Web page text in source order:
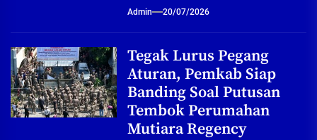
Admin 20/07/2026
Tegak Lurus Pegang
Aturan, Pemkab Siap
Banding Soal Putusan
Tembok Perumahan
Mutiara Regency